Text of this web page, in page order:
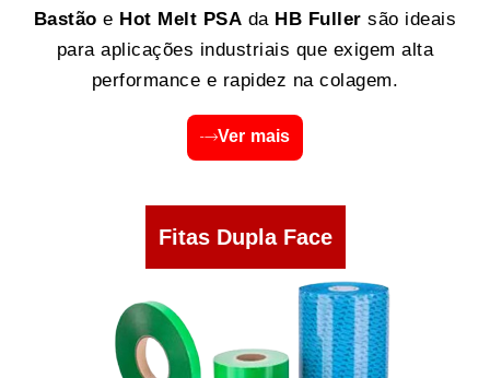
Bastão e Hot Melt PSA da HB Fuller são ideais
para aplicações industriais que exigem alta
performance e rapidez na colagem.
Ver mais
Fitas Dupla Face